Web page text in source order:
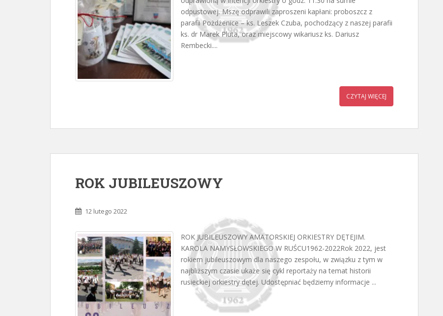
odpustowej. Mszę odprawili zaproszeni kapłani: proboszcz z
parafii Pożdżenice – ks. Leszek Czuba, pochodzący z naszej parafii
ks. dr Marek Pluta, oraz miejscowy wikariusz ks. Dariusz
Rembecki....
CZYTAJ WIĘCEJ
ROK JUBILEUSZOWY
12 lutego 2022
ROK JUBILEUSZOWY AMATORSKIEJ ORKIESTRY DĘTEJIM.
KAROLA NAMYSŁOWSKIEGO W RUŚCU1962-2022Rok 2022, jest
rokiem jubileuszowym dla naszego zespołu, w związku z tym w
najbliższym czasie ukaże się cykl reportaży na temat historii
rusieckiej orkiestry dętej. Udostępniać będziemy informacje ...